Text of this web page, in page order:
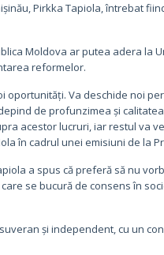
Pirkka Tapiola, întrebat
Moldova ar putea adera la
reformelor.
oportunități. Va deschide noi
de profunzimea și
acestor lucruri, iar restul va
în cadrul unei emisiuni de la
a spus că preferă să nu
se bucură de consens în
și independent, cu un